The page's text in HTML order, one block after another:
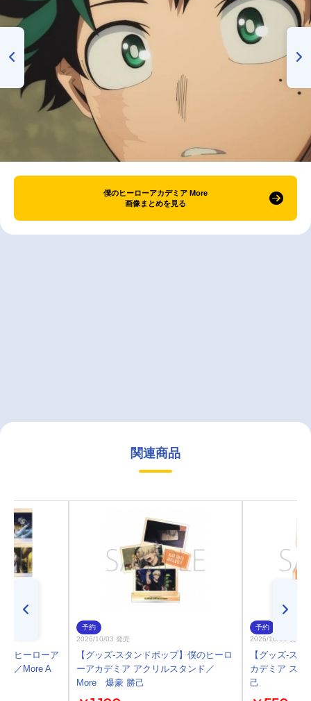
僕のヒーローアカデミア More
画像まとめを見る
関連商品
のヒーローア
ト／More A
予約
2026/10/03 発売
【グッズ-スタンドポップ】僕のヒーロ
ーアカデミア アクリルスタンド／
More 爆豪 勝己
予約
2026/10/03 発売
【グッズ-ス
カデミア ス
己